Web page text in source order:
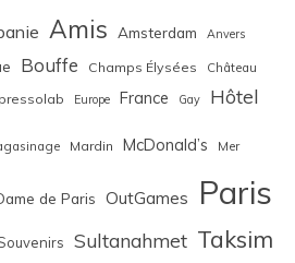
Amis Amsterdam Anvers
Bouffe Champs Élysées Château
Europe France Gay Hôtel
Mardin McDonald’s Mer
de Paris OutGames Paris
Sultanahmet Taksim